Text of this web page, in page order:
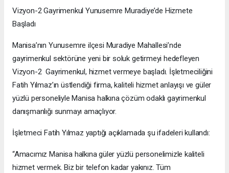
Vizyon-2 Gayrimenkul Yunusemre Muradiye’de Hizmete
Başladı
Manisa’nın Yunusemre ilçesi Muradiye Mahallesi’nde
gayrimenkul sektörüne yeni bir soluk getirmeyi hedefleyen
Vizyon-2 Gayrimenkul, hizmet vermeye başladı. İşletmeciliğini
Fatih Yılmaz’ın üstlendiği firma, kaliteli hizmet anlayışı ve güler
yüzlü personeliyle Manisa halkına çözüm odaklı gayrimenkul
danışmanlığı sunmayı amaçlıyor.
İşletmeci Fatih Yılmaz yaptığı açıklamada şu ifadeleri kullandı:
“Amacımız Manisa halkına güler yüzlü personelimizle kaliteli
hizmet vermek. Biz bir telefon kadar yakınız. Tüm